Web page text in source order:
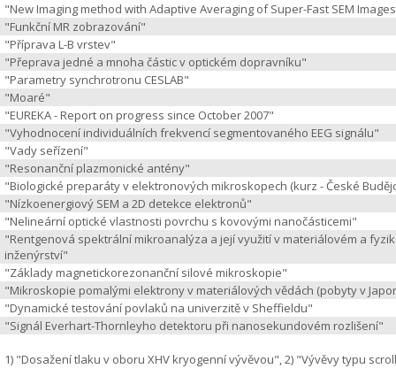
"New Imaging method with Adaptive Averaging of Super-Fast SEM
"Funkční MR zobrazování"
"Příprava L-B vrstev"
"Přeprava jedné a mnoha částic v optickém dopravníku"
"Parametry synchrotronu CESLAB"
"Moaré"
"EUREKA - Report on progress since October 2007"
"Vyhodnocení individuálních frekvencí segmentovaného EEG signálu"
"Vady seřízení"
"Resonanční plazmonické antény"
"Biologické preparáty v elektronových mikroskopech (kurz - České
"Nízkoenergiový SEM a 2D detekce elektronů"
"Nelineární optické vlastnosti povrchu s kovovými nanočásticemi"
"Rentgenová spektrální mikroanalýza a její využití v materiálovém a
inženýrství"
"Základy magnetickorezonanční silové mikroskopie"
"Mikroskopie pomalými elektrony v materiálových vědách (pobyty v
"Dynamické testování povlaků na univerzitě v Sheffieldu"
"Signál Everhart-Thornleyho detektoru při nanosekundovém rozlišení"
1) "Dosažení tlaku v oboru XHV kryogenní vývěvou", 2) "Vývěvy typu